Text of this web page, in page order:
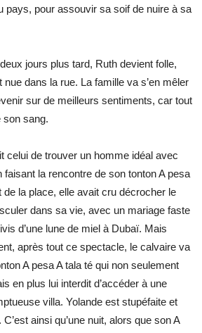
pays, pour assouvir sa soif de nuire à sa
jours plus tard, Ruth devient folle,
dans la rue. La famille va s’en mêler
sur de meilleurs sentiments, car tout
son sang.
celui de trouver un homme idéal avec
faisant la rencontre de son tonton A pesa
de la place, elle avait cru décrocher le
dans sa vie, avec un mariage faste
d’une lune de miel à Dubaï. Mais
après tout ce spectacle, le calvaire va
A pesa A tala té qui non seulement
en plus lui interdit d’accéder à une
villa. Yolande est stupéfaite et
ainsi qu’une nuit, alors que son A